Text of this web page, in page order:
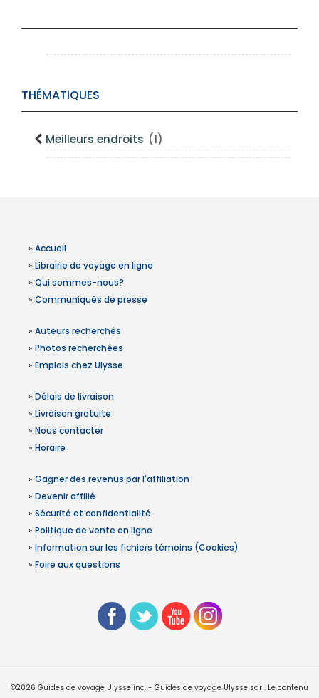
THÉMATIQUES
Meilleurs endroits (1)
» Accueil
» Librairie de voyage en ligne
» Qui sommes-nous?
» Communiqués de presse
» Auteurs recherchés
» Photos recherchées
» Emplois chez Ulysse
» Délais de livraison
» Livraison gratuite
» Nous contacter
» Horaire
» Gagner des revenus par l'affiliation
» Devenir affilié
» Sécurité et confidentialité
» Politique de vente en ligne
» Information sur les fichiers témoins (Cookies)
» Foire aux questions
©2026 Guides de voyage Ulysse inc. - Guides de voyage Ulysse sarl. Le contenu